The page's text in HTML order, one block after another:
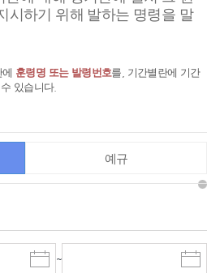
시하기 위해 발하는 명령을 말
훈령명 또는 발령번호를, 기간별란에 기간
있습니다.
예규
시
~
마